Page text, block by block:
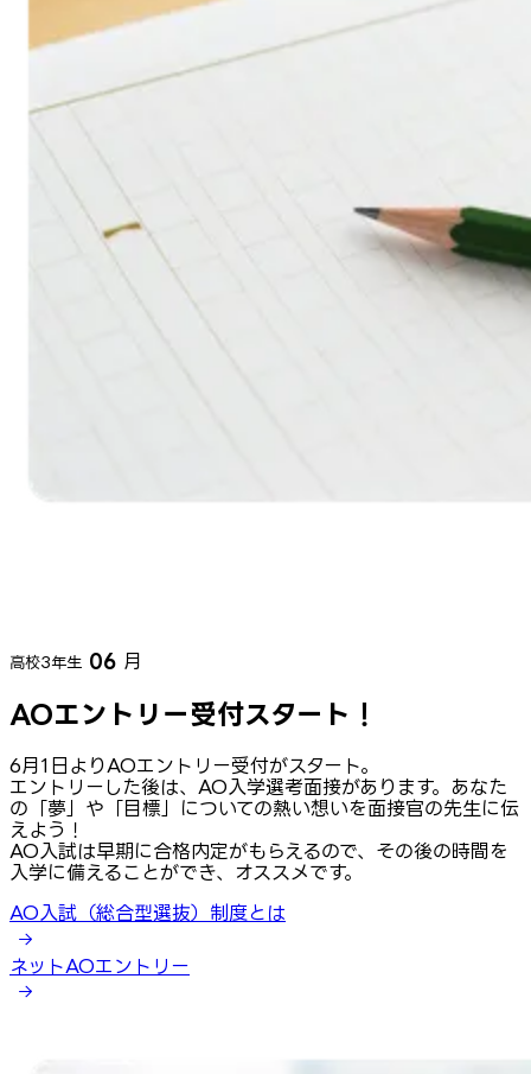
高校3年生 06 月
AOエントリー受付スタート！
6月1日よりAOエントリー受付がスタート。
エントリーした後は、AO入学選考面接があります。あなた
の「夢」や「目標」についての熱い想いを面接官の先生に伝
えよう！
AO入試は早期に合格内定がもらえるので、その後の時間を
入学に備えることができ、オススメです。
AO入試（総合型選抜）制度とは
ネットAOエントリー